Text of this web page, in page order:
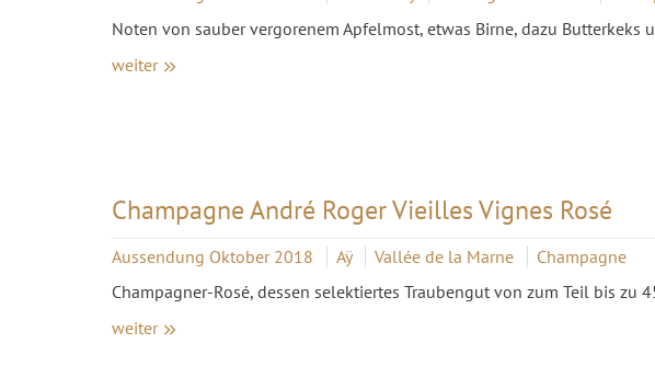
Noten von sauber vergorenem Apfelmost, etwas Birne, dazu Butterkeks
weiter
Champagne André Roger Vieilles Vignes Rosé
Aussendung Oktober 2018 Aÿ Vallée de la Marne
Champagne
Champagner-Rosé, dessen selektiertes Traubengut von zum Teil bis zu
weiter